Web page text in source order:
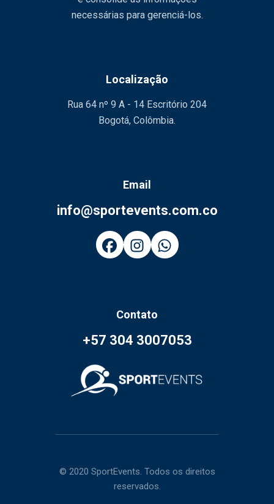
necessárias para gerenciá-los.
Localização
Rua 64 nº 9 A - 14 Escritório 204
Bogotá, Colômbia.
Email
info@sportevents.com.co
Contato
+57 304 3007053
© 2020 SportEvents. Todos os direitos
reservados.